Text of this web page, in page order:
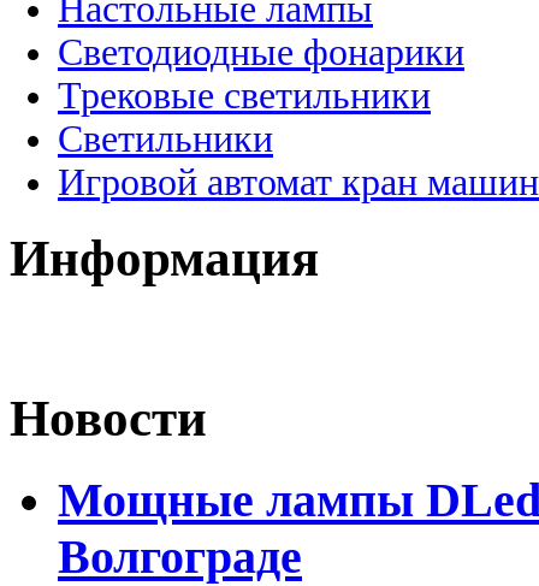
Настольные лампы
Светодиодные фонарики
Трековые светильники
Светильники
Игровой автомат кран
Информация
Новости
Мощные лампы DLed
Волгограде